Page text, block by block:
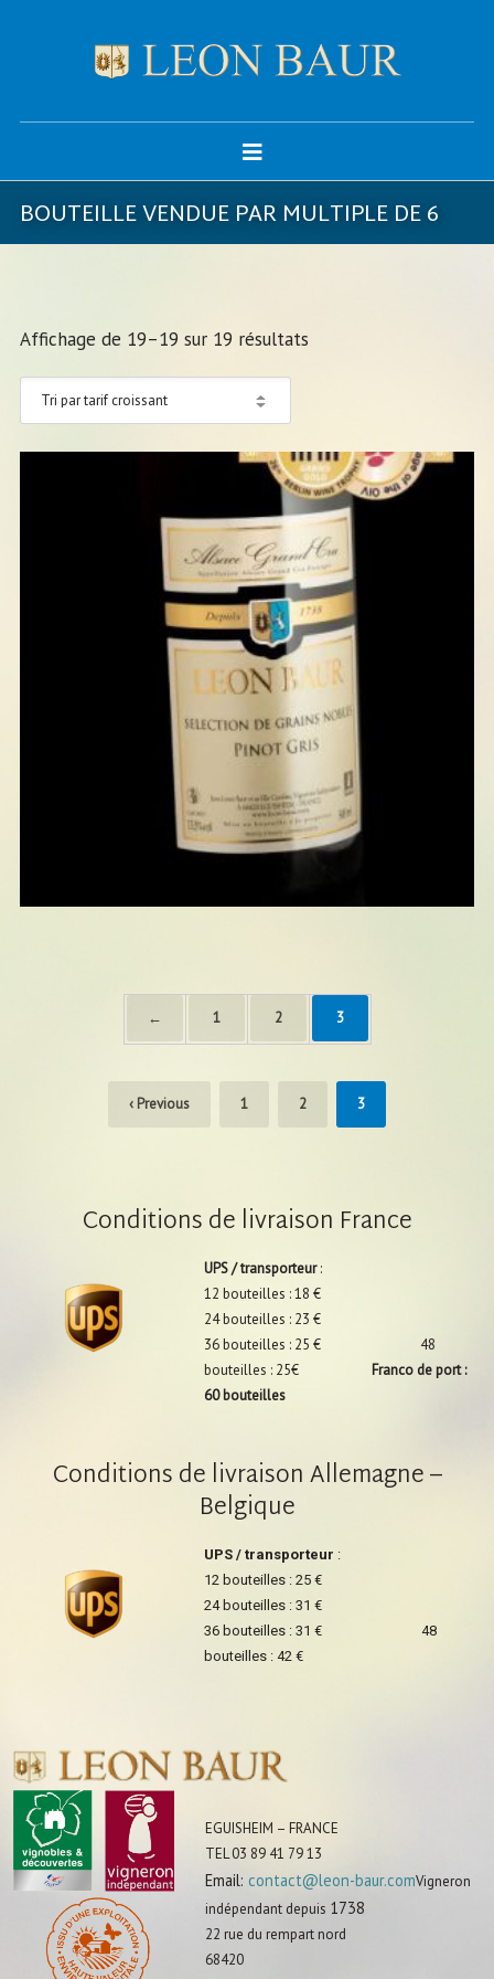
BOUTEILLE VENDUE PAR MULTIPLE DE 6
Affichage de 19–19 sur 19 résultats
SÉLECTION DE GRAINS NOBLES :
PINOT GRIS 2018 50 CL
24,00€
← 1 2 3
‹ Previous 1 2 3
Conditions de livraison France
UPS / transporteur:
12 bouteilles : 18 €
24 bouteilles : 23 €
36 bouteilles : 25 € 48
bouteilles : 25€
Franco de port :
60 bouteilles
Conditions de livraison Allemagne –
Belgique
UPS / transporteur :
12 bouteilles : 25 €
24 bouteilles : 31 €
36 bouteilles : 31 € 48
bouteilles : 42 €
EGUISHEIM – FRANCE
TEL 03 89 41 79 13
Email: contact@leon-baur.comVigneron
indépendant depuis 1738
22 rue du rempart nord
68420